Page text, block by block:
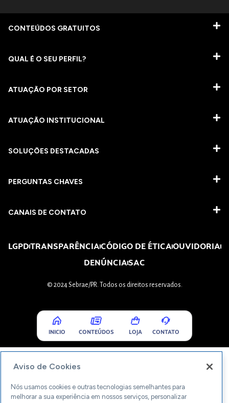
CONTEÚDOS GRATUITOS
QUAL É O SEU PERFIL?
ATUAÇÃO POR SETOR
ATUAÇÃO INSTITUCIONAL
SOLUÇÕES DESTACADAS
PERGUNTAS CHAVES​
CANAIS DE CONTATO
LGPDTRANSPARÊNCIACÓDIGO DE ÉTICAOUVIDORIA
DENÚNCIASAC
© 2024 Sebrae/PR. Todos os direitos reservados.
INICIO CONTEÚDOS LOJA CONTATO
Aviso de Cookies
Nós usamos cookies e outras tecnologias semelhantes para
melhorar a sua experiência em nossos serviços, personalizar